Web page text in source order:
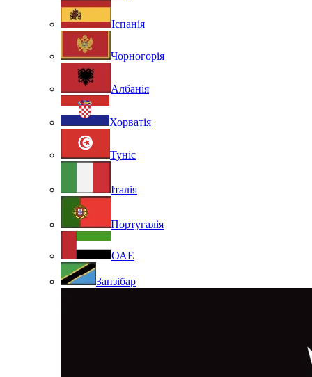
Іспанія
Чорногорія
Албанія
Хорватія
Туніс
Італія
Португалія
ОАЕ
Занзібар